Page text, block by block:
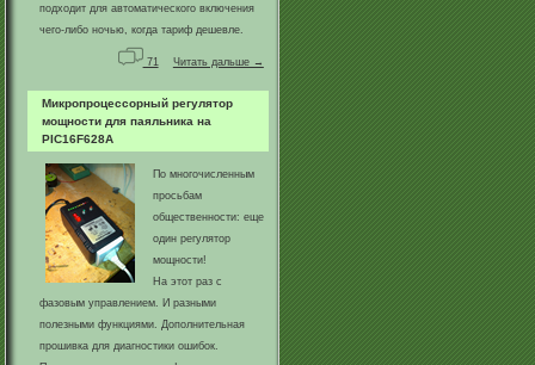
подходит для автоматического включения
чего-либо ночью, когда тариф дешевле.
71 Читать дальше →
Микропроцессорный регулятор
мощности для паяльника на
PIC16F628A
По многочисленным
просьбам
общественности: еще
один регулятор
мощности!
На этот раз с
фазовым управлением. И разными
полезными функциями. Дополнительная
прошивка для диагностики ошибок.